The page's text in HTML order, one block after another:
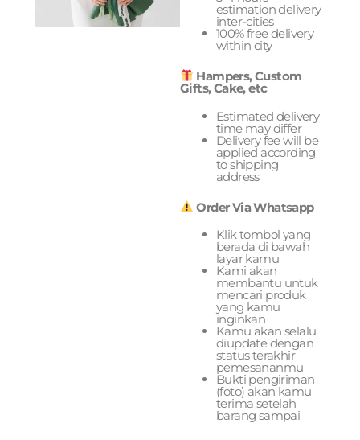
estimation delivery
inter-cities
100% free delivery
within city
Hampers, Custom
Gifts, Cake, etc
Estimated delivery
time may differ
Delivery fee will be
applied according
to shipping
address
Order Via Whatsapp
Klik tombol yang
berada di bawah
layar kamu
Kami akan
membantu untuk
mencari produk
yang kamu
inginkan
Kamu akan selalu
diupdate dengan
status terakhir
pemesananmu
Bukti pengiriman
(foto) akan kamu
terima setelah
barang sampai